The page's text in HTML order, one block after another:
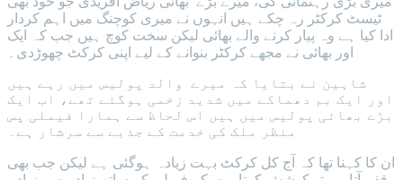
ٹیسٹ کرکٹر رہ چکے ہیں انہوں نے میری کوچنگ میں اہم کردار
ادا کیا ہے وہ پیار کرنے والے بھائی لیکن سخت کوچ ہیں جب کہ ایک
اور بھائی نے مجھے کرکٹر بنوانے کے لیے اپنی کرکٹ چھوڑدی۔
شاہین نے بتایا کہ میرے والد پولیس میں رہے ہیں
اور ایک بم دھماکے میں شدید زخمی ہوگئے تھے، اب ایک
بڑے بھائی پولیس میں ہیں اس لحاظ سے ہمارا فیملی پس
منظر ملک کی خدمت کے جذبے سے سرشار ہے۔
ان کا کہنا تھا کہ آج کل کرکٹ بہت زیادہ ہوگئی ہے لیکن جب بھی